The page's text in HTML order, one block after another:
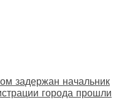
задержан начальник
города прошли